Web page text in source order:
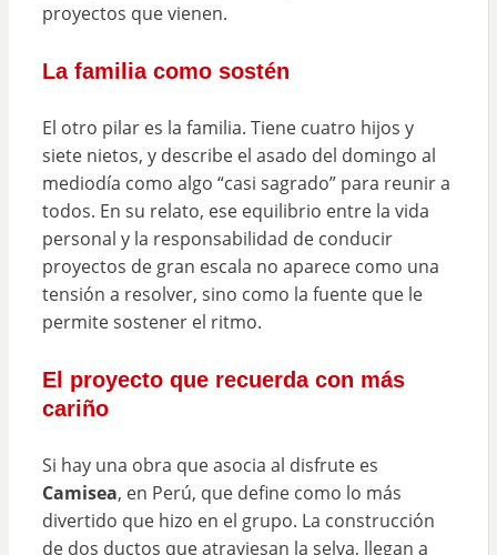
proyectos que vienen.
La familia como sostén
El otro pilar es la familia. Tiene cuatro hijos y
siete nietos, y describe el asado del domingo al
mediodía como algo “casi sagrado” para reunir a
todos. En su relato, ese equilibrio entre la vida
personal y la responsabilidad de conducir
proyectos de gran escala no aparece como una
tensión a resolver, sino como la fuente que le
permite sostener el ritmo.
El proyecto que recuerda con más
cariño
Si hay una obra que asocia al disfrute es
Camisea, en Perú, que define como lo más
divertido que hizo en el grupo. La construcción
de dos ductos que atraviesan la selva, llegan a